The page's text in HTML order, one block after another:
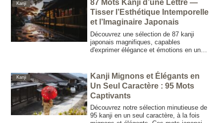
Kanji
87 Mots Kanji d’une Lettre —
Tisser l’Esthétique Intemporelle
et l’Imaginaire Japonais
Découvrez une sélection de 87 kanji
japonais magnifiques, capables
d'exprimer élégance et émotions en un
personnages.
Kanji
Kanji Mignons et Élégants en
Un Seul Caractère : 95 Mots
Captivants
Découvrez notre sélection minutieuse de
95 kanji en un seul caractère, à la fois